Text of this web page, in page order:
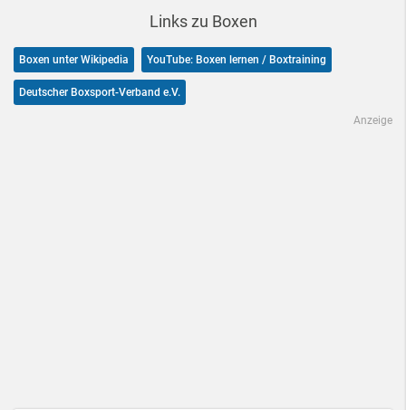
Links zu Boxen
Boxen unter Wikipedia YouTube: Boxen lernen / Boxtraining
Deutscher Boxsport-Verband e.V.
Anzeige